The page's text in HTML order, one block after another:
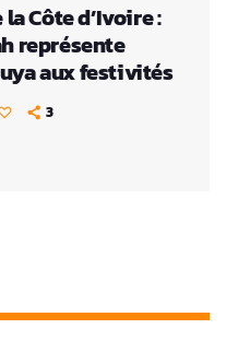
Côte d’Ivoire :
représente
aux festivités
3